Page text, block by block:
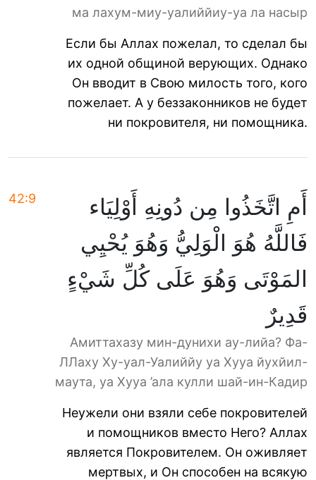
ма лахум-миу-уалиййиу-уа ла насыр
Если бы Аллах пожелал, то сделал бы
их одной общиной верующих. Однако
Он вводит в Свою милость того, кого
пожелает. А у беззаконников не будет
ни покровителя, ни помощника.
42:9
أَمِ اتَّخَذُوا مِن دُونِهِ أَوْلِيَاء
فَاللَّهُ هُوَ الْوَلِيُّ وَهُوَ يُحْيِي
المَوْتَى وَهُوَ عَلَى كُلِّ شَيْءٍ
قَدِيرٌ
Амиттахазу мин-дунихи ау-лийа? Фа-
ЛЛаху Ху-уал-Уалиййу уа Хууа йухйил-
маута, уа Хууа ’ала кулли шай-ин-Кадир
Неужели они взяли себе покровителей
и помощников вместо Него? Аллах
является Покровителем. Он оживляет
мертвых, и Он способен на всякую